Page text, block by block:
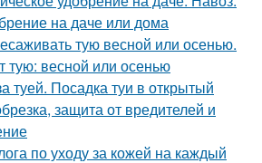
на даче или дома
тую весной или осенью.
тую: весной или осенью
туей. Посадка туи в открытый
защита от вредителей и
по уходу за кожей на каждый